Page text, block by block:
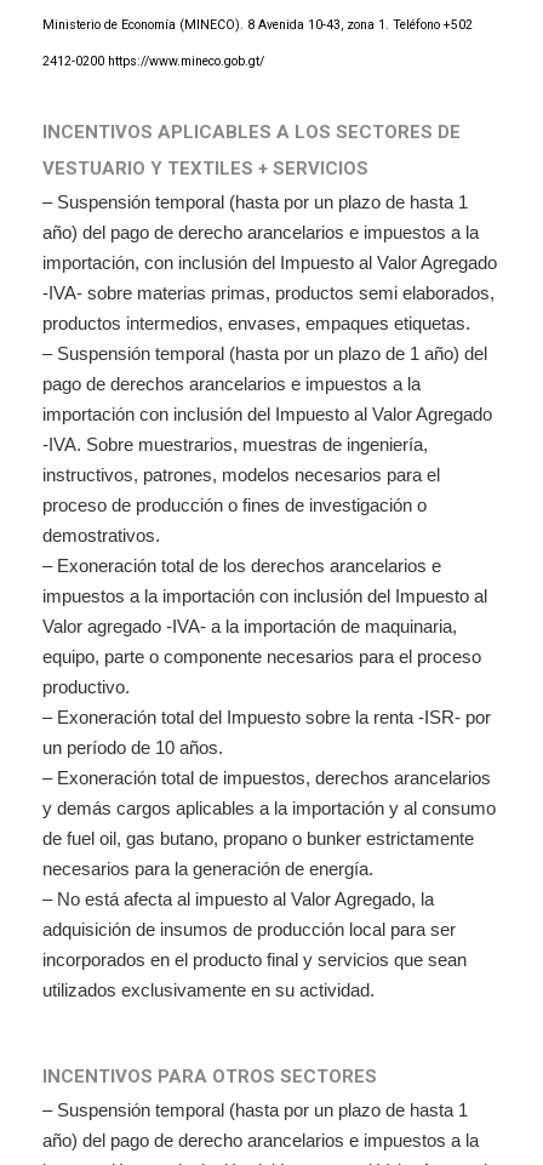
Ministerio de Economía (MINECO). 8 Avenida 10-43, zona 1. Teléfono +502
2412-0200 https://www.mineco.gob.gt/
INCENTIVOS APLICABLES A LOS SECTORES DE
VESTUARIOY TEXTILES + SERVICIOS
–Suspensión temporal (hasta por un plazo de hasta 1
año) del pago de derecho arancelarios e impuestos a la
importación, con inclusión del Impuesto al Valor Agregado
-IVA- sobre materias primas, productos semi elaborados,
productos intermedios, envases, empaques etiquetas.
–Suspensión temporal (hasta por un plazo de 1 año) del
pago de derechos arancelarios e impuestos a la
importación con inclusión del Impuesto al Valor Agregado
-IVA. Sobre muestrarios, muestras de ingeniería,
instructivos, patrones, modelos necesarios para el
proceso de producción o fines de investigación o
demostrativos.
–Exoneración total de los derechos arancelarios e
impuestos a la importación con inclusión del Impuesto al
Valor agregado -IVA- a la importación de maquinaria,
equipo, parte o componente necesarios para el proceso
productivo.
–Exoneración total del Impuesto sobre la renta -ISR- por
un período de 10 años.
–Exoneración total de impuestos, derechos arancelarios
y demás cargos aplicables a la importación y al consumo
de fuel oil, gas butano, propano o bunker estrictamente
necesarios para la generación de energía.
–No está afecta al impuesto al Valor Agregado, la
adquisición de insumos de producción local para ser
incorporados en el producto final y servicios que sean
utilizados exclusivamente en su actividad.
INCENTIVOS PARA OTROS SECTORES
–Suspensión temporal (hasta por un plazo de hasta 1
año) del pago de derecho arancelarios e impuestos a la